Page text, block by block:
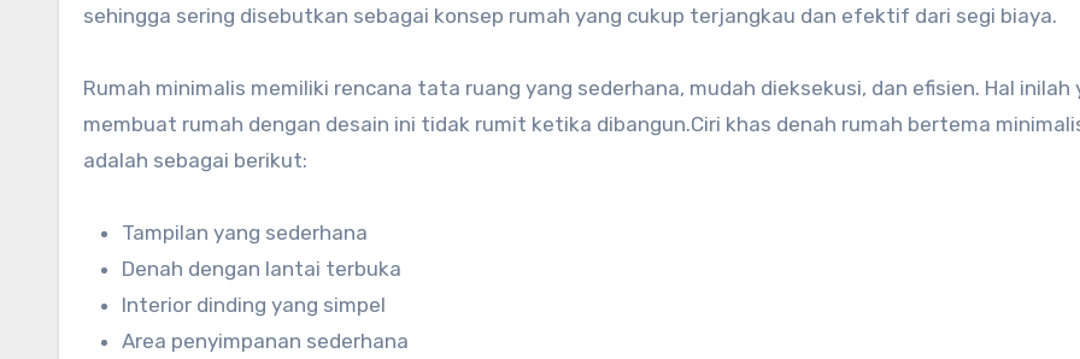
sehingga sering disebutkan sebagai konsep rumah yang cukup terjangkau dan efektif dari segi biaya.
Rumah minimalis memiliki rencana tata ruang yang sederhana, mudah dieksekusi, dan efisien. Hal inilah
membuat rumah dengan desain ini tidak rumit ketika dibangun.Ciri khas denah rumah bertema
adalah sebagai berikut:
Tampilan yang sederhana
Denah dengan lantai terbuka
Interior dinding yang simpel
Area penyimpanan sederhana